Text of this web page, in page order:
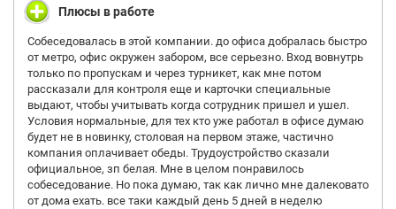
Плюсы в работе
Собеседовалась в этой компании. до офиса добралась быстро
от метро, офис окружен забором, все серьезно. Вход вовнутрь
только по пропускам и через турникет, как мне потом
рассказали для контроля еще и карточки специальные
выдают, чтобы учитывать когда сотрудник пришел и ушел.
Условия нормальные, для тех кто уже работал в офисе думаю
будет не в новинку, столовая на первом этаже, частично
компания оплачивает обеды. Трудоустройство сказали
официальное, зп белая. Мне в целом понравилось
собеседование. Но пока думаю, так как лично мне далековато
от дома ехать. все таки каждый день 5 дней в неделю